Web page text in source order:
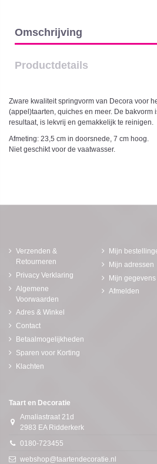
Omschrijving
Productdetails
Zware kwaliteit springvorm van Decora voor
(appel)taarten, quiches en meer. De bakvorm
resultaat, is lekvrij en gemakkelijk te reinigen.
Afmeting: 23,5 cm in doorsnede, 7 cm hoog.
Niet geschikt voor de vaatwasser.
Verzenden &
Retourneren
Privacy Verklaring
Algemene
Voorwaarden
Adres & Winkel
Contact
Betaalmogelijkheden
Sparen voor Korting
Klachten
Mijn
Mijn adressen
Mijn gegevens
Afmelden
Taart en Decoratie
Amaliastraat 21d
2983 EA Ridderkerk
0180-723455
webshop@taartendecoratie.nl